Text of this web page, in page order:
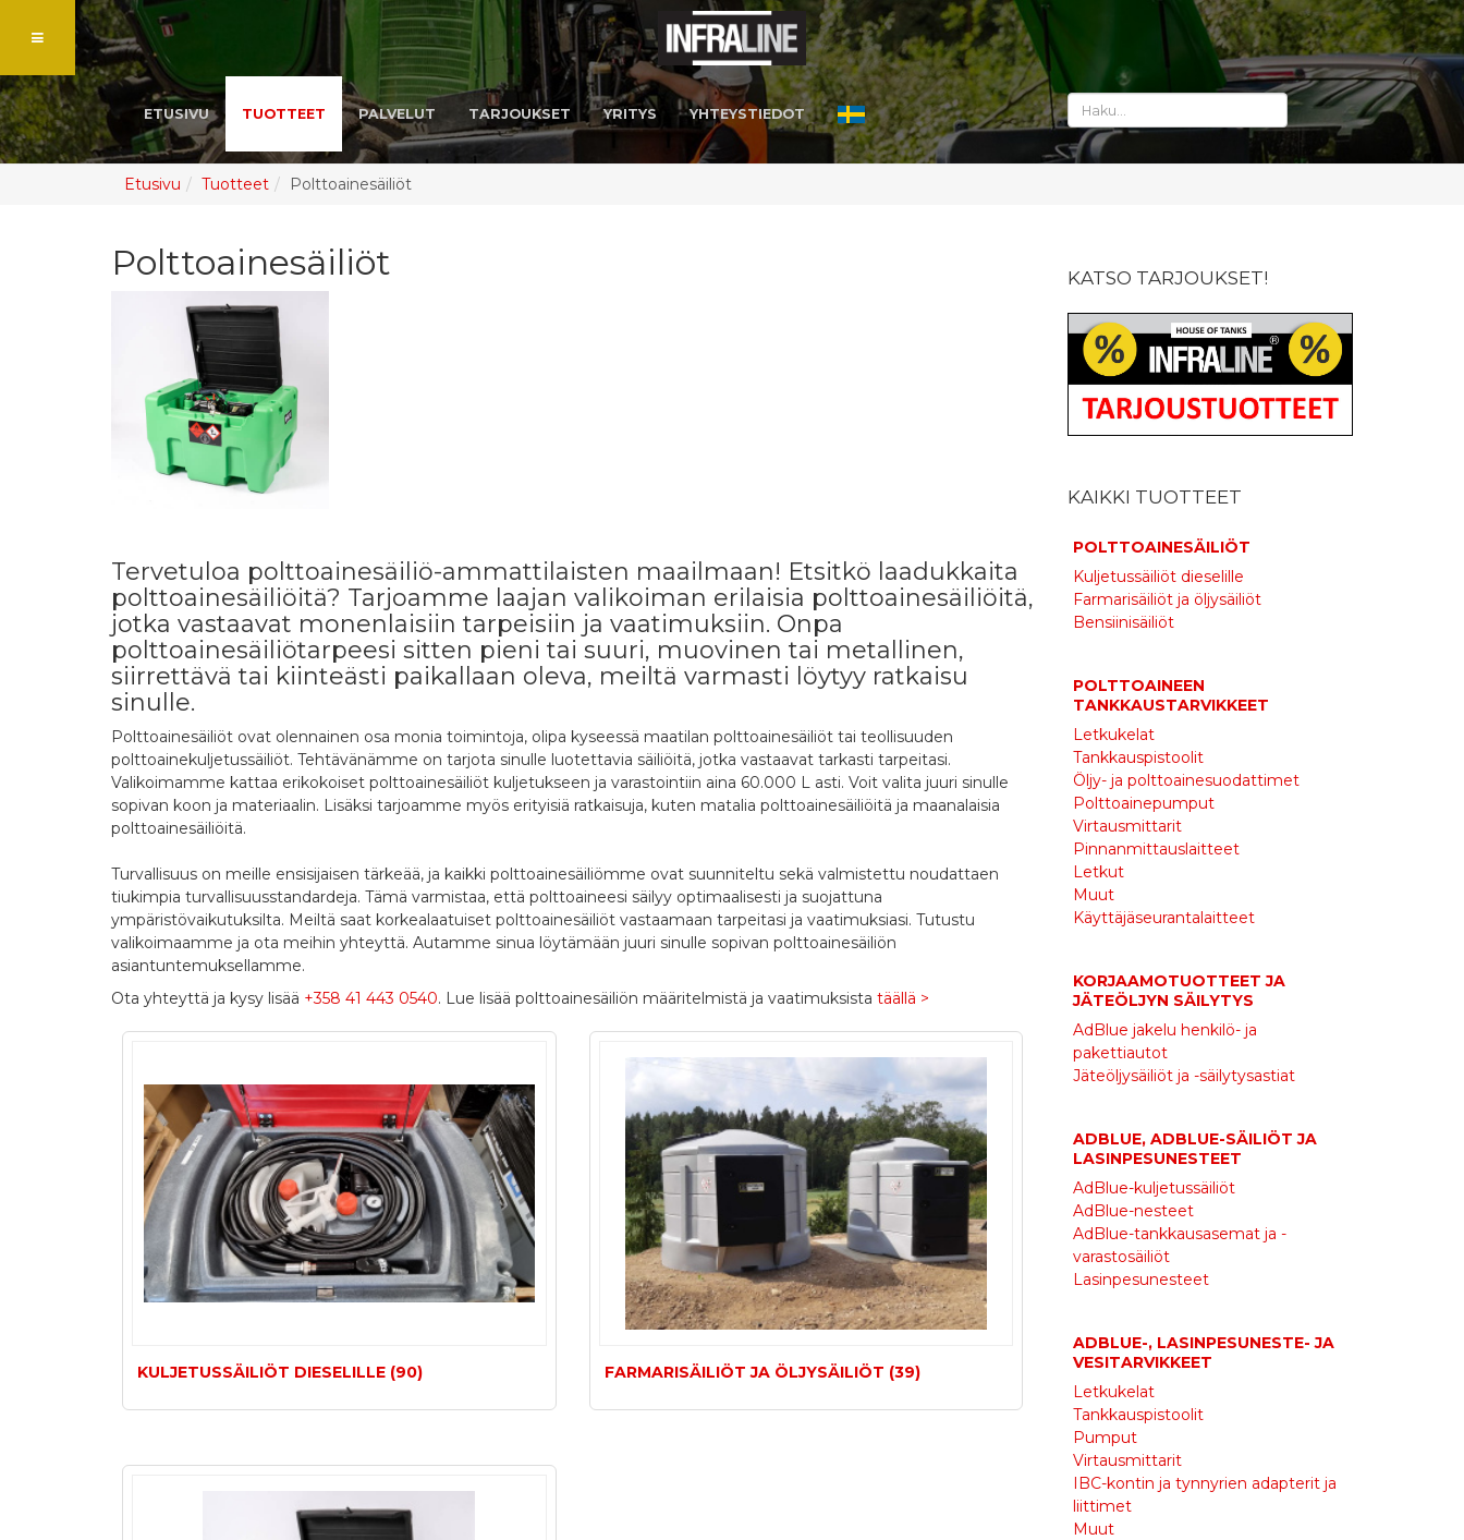
ETUSIVU TUOTTEET PALVELUT TARJOUKSET YRITYS YHTEYSTIEDOT
Etusivu Tuotteet Polttoainesäiliöt
Polttoainesäiliöt
Tervetuloa polttoainesäiliö-ammattilaisten maailmaan! Etsitkö laadukkaita
polttoainesäiliöitä? Tarjoamme laajan valikoiman erilaisia polttoainesäiliöitä,
jotka vastaavat monenlaisiin tarpeisiin ja vaatimuksiin. Onpa
polttoainesäiliötarpeesi sitten pieni tai suuri, muovinen tai metallinen,
siirrettävä tai kiinteästi paikallaan oleva, meiltä varmasti löytyy ratkaisu
sinulle.
Polttoainesäiliöt ovat olennainen osa monia toimintoja, olipa kyseessä maatilan polttoainesäiliöt tai teollisuuden
polttoainekuljetussäiliöt. Tehtävänämme on tarjota sinulle luotettavia säiliöitä, jotka vastaavat tarkasti tarpeitasi.
Valikoimamme kattaa erikokoiset polttoainesäiliöt kuljetukseen ja varastointiin aina 60.000 L asti. Voit valita juuri sinulle
sopivan koon ja materiaalin. Lisäksi tarjoamme myös erityisiä ratkaisuja, kuten matalia polttoainesäiliöitä ja maanalaisia
polttoainesäiliöitä.
Turvallisuus on meille ensisijaisen tärkeää, ja kaikki polttoainesäiliömme ovat suunniteltu sekä valmistettu noudattaen
tiukimpia turvallisuusstandardeja. Tämä varmistaa, että polttoaineesi säilyy optimaalisesti ja suojattuna
ympäristövaikutuksilta. Meiltä saat korkealaatuiset polttoainesäiliöt vastaamaan tarpeitasi ja vaatimuksiasi. Tutustu
valikoimaamme ja ota meihin yhteyttä. Autamme sinua löytämään juuri sinulle sopivan polttoainesäiliön
asiantuntemuksellamme.
Ota yhteyttä ja kysy lisää +358 41 443 0540. Lue lisää polttoainesäiliön määritelmistä ja vaatimuksista täällä >
KULJETUSSÄILIÖT DIESELILLE (90) FARMARISÄILIÖT JA ÖLJYSÄILIÖT (39)
KATSO TARJOUKSET!
KAIKKI TUOTTEET
POLTTOAINESÄILIÖT
Kuljetussäiliöt dieselille
Farmarisäiliöt ja öljysäiliöt
Bensiinisäiliöt
POLTTOAINEEN
TANKKAUSTARVIKKEET
Letkukelat
Tankkauspistoolit
Öljy- ja polttoainesuodattimet
Polttoainepumput
Virtausmittarit
Pinnanmittauslaitteet
Letkut
Muut
Käyttäjäseurantalaitteet
KORJAAMOTUOTTEET JA
JÄTEÖLJYN SÄILYTYS
AdBlue jakelu henkilö- ja
pakettiautot
Jäteöljysäiliöt ja -säilytysastiat
ADBLUE, ADBLUE-SÄILIÖT JA
LASINPESUNESTEET
AdBlue-kuljetussäiliöt
AdBlue-nesteet
AdBlue-tankkausasemat ja -
varastosäiliöt
Lasinpesunesteet
ADBLUE-, LASINPESUNESTE- JA
VESITARVIKKEET
Letkukelat
Tankkauspistoolit
Pumput
Virtausmittarit
IBC-kontin ja tynnyrien adapterit ja
liittimet
Muut